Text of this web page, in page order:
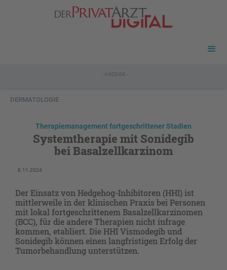
- ANZEIGE -
DERMATOLOGIE
Therapiemanagement fortgeschrittener Stadien
Systemtherapie mit Sonidegib
bei Basalzellkarzinom
8.11.2024
Der Einsatz von Hedgehog-Inhibitoren (HHI) ist
mittlerweile in der klinischen Praxis bei Personen
mit lokal fortgeschrittenem Basalzellkarzinomen
(BCC), für die andere Therapien nicht infrage
kommen, etabliert. Die HHI Vismodegib und
Sonidegib können einen langfristigen Erfolg der
Tumorbehandlung unterstützen.